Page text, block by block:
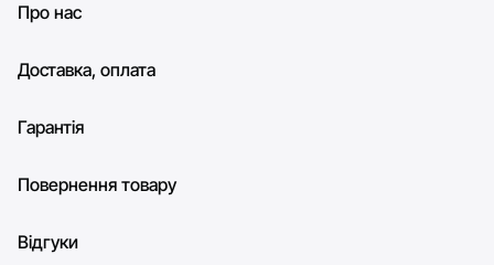
Про нас
Доставка, оплата
Гарантія
Повернення товару
Відгуки